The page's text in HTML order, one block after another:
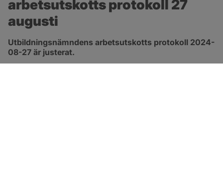
arbetsutskotts protokoll 27
augusti
Utbildningsnämndens arbetsutskotts protokoll 2024-
08-27 är justerat.